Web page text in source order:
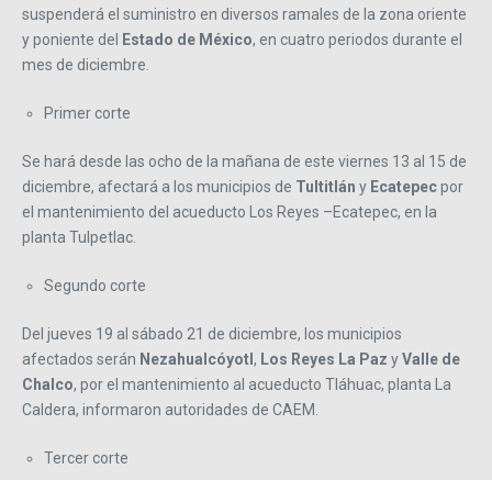
suspenderá el suministro en diversos ramales de la zona oriente
y poniente del
Estado de México, en cuatro periodos durante el
mes de diciembre.
Primer corte
Se hará desde las ocho de la mañana de este viernes 13 al 15 de
diciembre, afectará a los municipios de Tultitlán y Ecatepecpor
el mantenimiento del acueducto Los Reyes –Ecatepec, en la
planta Tulpetlac.
Segundo corte
Del jueves 19 al sábado 21 de diciembre, los municipios
afectados serán Nezahualcóyotl , Los Reyes La Paz yValle de
Chalco, por el mantenimiento al acueducto Tláhuac, planta La
Caldera, informaron autoridades de CAEM.
Tercer corte